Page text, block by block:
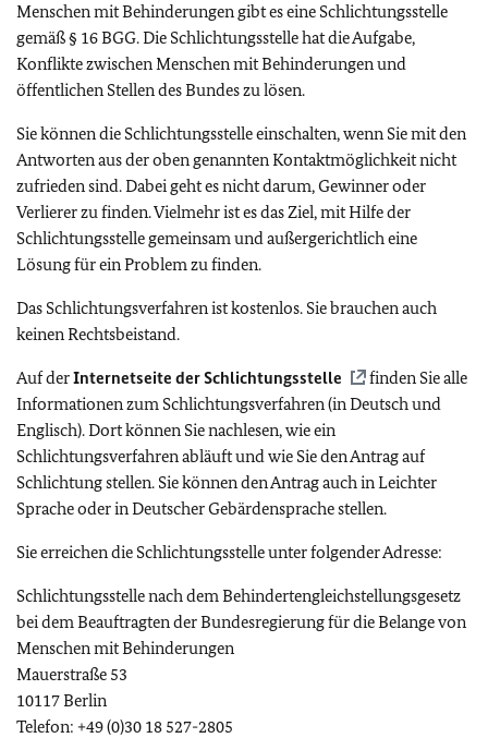
Menschen mit Behinderungen gibt es eine Schlichtungsstelle
gemäß § 16 BGG. Die Schlichtungsstelle hat die Aufgabe,
Konflikte zwischen Menschen mit Behinderungen und
öffentlichen Stellen des Bundes zu lösen.
Sie können die Schlichtungsstelle einschalten, wenn Sie mit den
Antworten aus der oben genannten Kontaktmöglichkeit nicht
zufrieden sind. Dabei geht es nicht darum, Gewinner oder
Verlierer zu finden. Vielmehr ist es das Ziel, mit Hilfe der
Schlichtungsstelle gemeinsam und außergerichtlich eine
Lösung für ein Problem zu finden.
Das Schlichtungsverfahren ist kostenlos. Sie brauchen auch
keinen Rechtsbeistand.
Auf derInternetseite der Schlichtungsstelle
finden Sie alle
Informationen zum Schlichtungsverfahren (in Deutsch und
Englisch). Dort können Sie nachlesen, wie ein
Schlichtungsverfahren abläuft und wie Sie den Antrag auf
Schlichtung stellen. Sie können den Antrag auch in Leichter
Sprache oder in Deutscher Gebärdensprache stellen.
Sie erreichen die Schlichtungsstelle unter folgender Adresse:
Schlichtungsstelle nach dem Behindertengleichstellungsgesetz
bei dem Beauftragten der Bundesregierung für die Belange von
Menschen mit Behinderungen
Mauerstraße 53
10117 Berlin
Telefon: +49 (0)30 18 527-2805